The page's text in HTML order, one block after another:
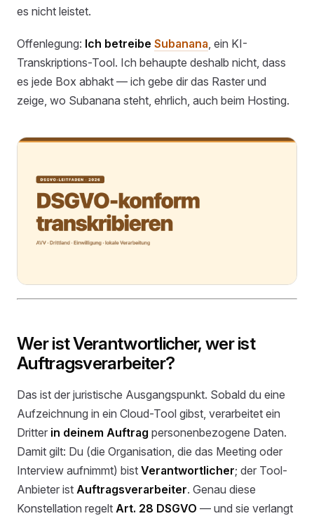
es nicht leistet.
Offenlegung: Ich betreibe Subanana , ein KI-
Transkriptions-Tool. Ich behaupte deshalb nicht, dass
es jede Box abhakt — ich gebe dir das Raster und
zeige, wo Subanana steht, ehrlich, auch beim Hosting.
Wer ist Verantwortlicher, wer ist
Auftragsverarbeiter?
Das ist der juristische Ausgangspunkt. Sobald du eine
Aufzeichnung in ein Cloud-Tool gibst, verarbeitet ein
Dritter in deinem Auftrag personenbezogene Daten.
Damit gilt: Du (die Organisation, die das Meeting oder
Interview aufnimmt) bist Verantwortlicher; der Tool-
Anbieter ist Auftragsverarbeiter. Genau diese
Konstellation regelt Art. 28 DSGVO — und sie verlangt